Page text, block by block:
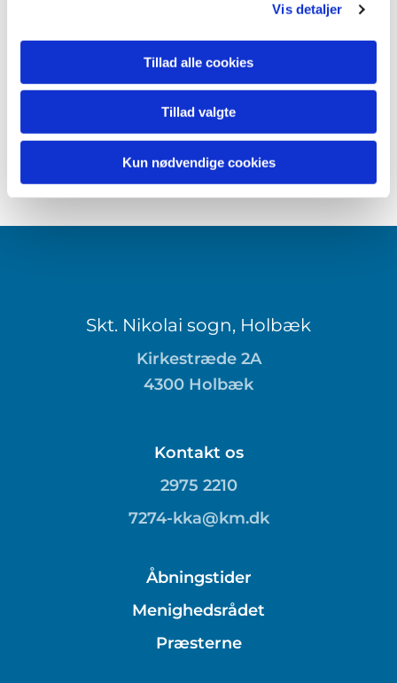
Vis detaljer
Tillad alle cookies
Tillad valgte
Kun nødvendige cookies
Skt. Nikolai sogn, Holbæk
Kirkestræde 2A
4300 Holbæk
Kontakt os
2975 2210
7274-kka@km.dk
Åbningstider
Menighedsrådet
Præsterne